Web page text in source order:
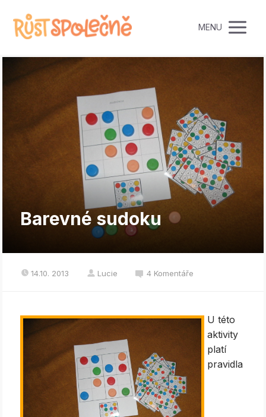
MENU
Barevné sudoku
14.10. 2013 Lucie 4 Komentáře
U této
aktivity
platí
pravidla